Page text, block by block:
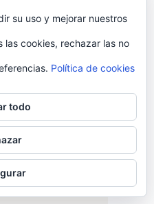
el misterio
crea y
a veces,
su uso y mejorar nuestros
cookies, rechazar las no
Política de cookies
todo